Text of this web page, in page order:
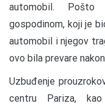
automobil.
gospodinom, koji je
automobil i njegov
ovo bila prevare
Uzbuđenje
centru Pariza,